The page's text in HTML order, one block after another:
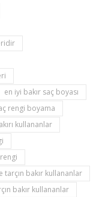
en iyi bakır saç boyası
rengi boyama
kullananlar
tarçın bakır kullananlar
bakır kullananlar